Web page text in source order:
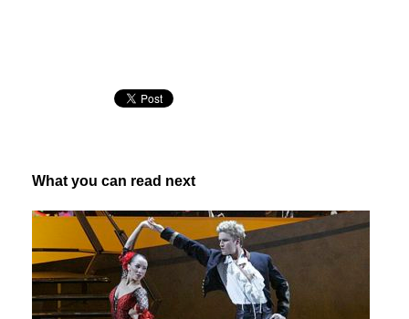
What you can read next